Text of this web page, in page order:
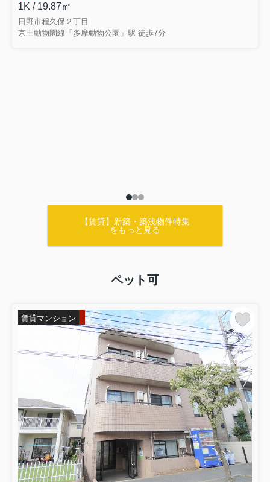
1K / 19.87㎡
日野市程久保２丁目
京王動物園線「多摩動物公園」駅 徒歩7分
【賃貸】新築・築浅物件特集
をもっと見る
ペット可
賃貸マンション